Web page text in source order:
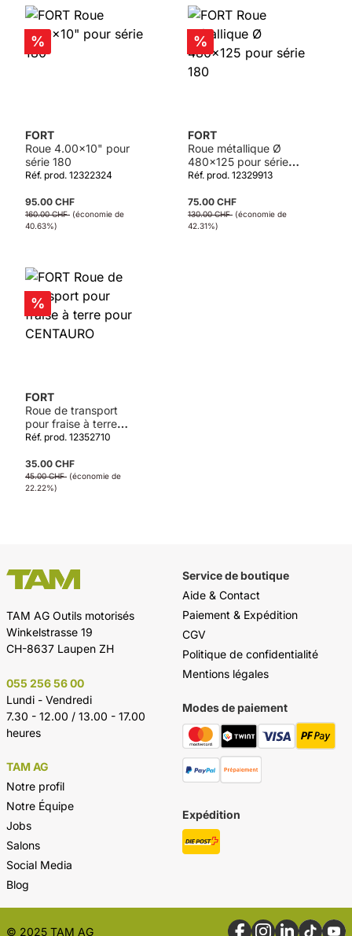
Réduction
%
FORT
Roue 4.00x10" pour
série 180
Réf. prod. 12322324
95.00 CHF
160.00 CHF (économie de
40.63%)
Réduction
%
FORT
Roue métallique Ø
480x125 pour série
180
Réf. prod. 12329913
75.00 CHF
130.00 CHF (économie de
42.31%)
Réduction
%
FORT
Roue de transport
pour fraise à terre
pour CENTAURO
Réf. prod. 12352710
35.00 CHF
45.00 CHF (économie de
22.22%)
TAM AG Outils motorisés
Winkelstrasse 19
CH-8637 Laupen ZH
055 256 56 00
Lundi - Vendredi
7.30 - 12.00 / 13.00 - 17.00
heures
TAM AG
Notre profil
Notre Équipe
Jobs
Salons
Social Media
Blog
Service de boutique
Aide & Contact
Paiement & Expédition
CGV
Politique de confidentialité
Mentions légales
Modes de paiement
Expédition
© 2025 TAM AG